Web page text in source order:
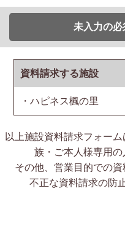
未入力の
資料請求する施設
・ハピネス楓の里
以上施設資料請求フォー
族・ご本人様専用の
その他、営業目的での資
不正な資料請求の防